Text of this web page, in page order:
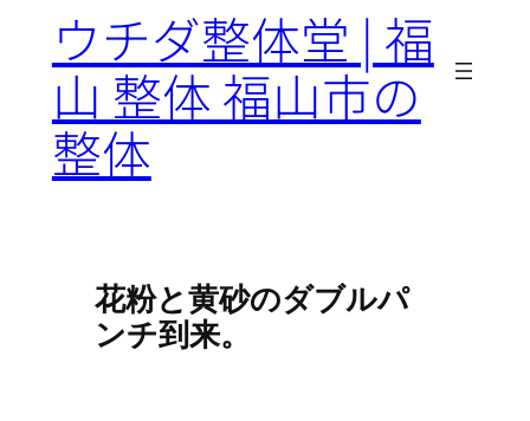
ウチダ整体堂 | 福
山 整体 福山市の
整体
花粉と黄砂のダブルパ
ンチ到来。